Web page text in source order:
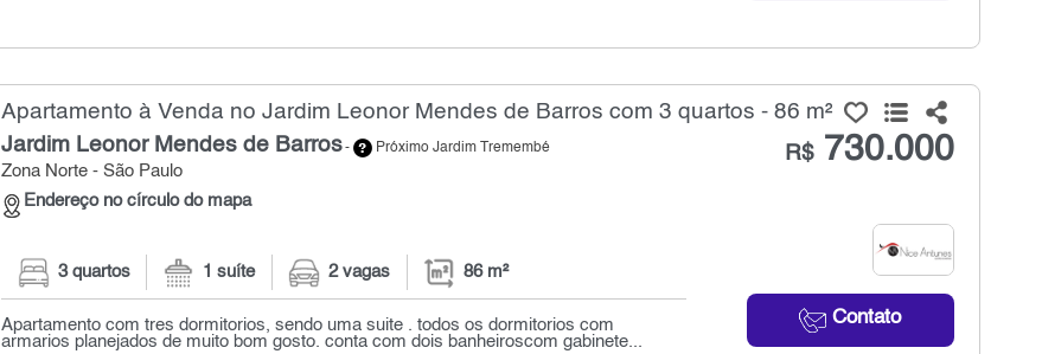
Apartamento à Venda no Jardim Leonor Mendes de Barros com 3 quartos - 86 m²
Jardim Leonor Mendes de Barros- Próximo Jardim Tremembé
Zona Norte - São Paulo
Endereço no círculo do mapa
R$730.000
Contato
3 quartos 1 suíte 2 vagas 86 m²
Apartamento com tres dormitorios, sendo uma suite . todos os dormitorios com
armarios planejados de muito bom gosto. conta com dois banheiroscom gabinete...